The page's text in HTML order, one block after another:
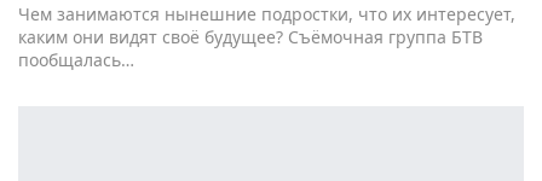
Чем занимаются нынешние подростки, что их интересует,
каким они видят своё будущее? Съёмочная группа БТВ
пообщалась…